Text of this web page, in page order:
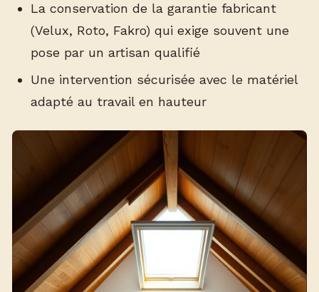
La conservation de la garantie fabricant
(Velux, Roto, Fakro) qui exige souvent une
pose par un artisan qualifié
Une intervention sécurisée avec le matériel
adapté au travail en hauteur